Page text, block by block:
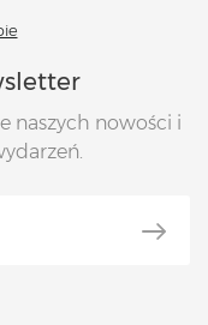
naszych nowości i